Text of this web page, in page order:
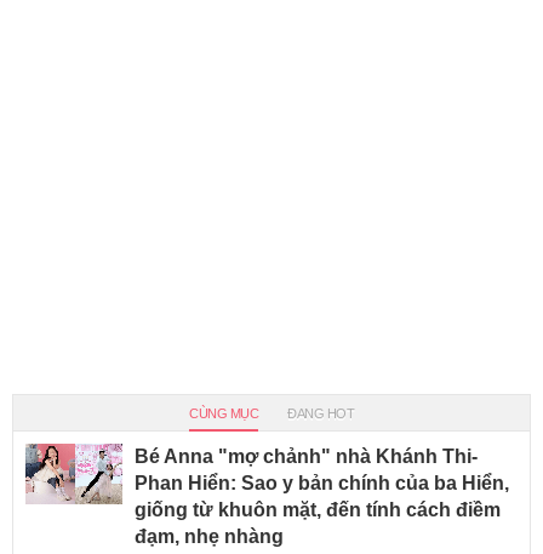
CÙNG MỤC ĐANG HOT
Bé Anna "mợ chảnh" nhà Khánh Thi-
Phan Hiển: Sao y bản chính của ba Hiển,
giống từ khuôn mặt, đến tính cách điềm
đạm, nhẹ nhàng